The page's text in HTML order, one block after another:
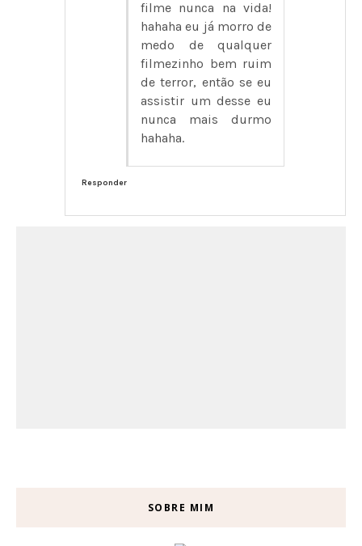
filme nunca na vida!
hahaha eu já morro de
medo de qualquer
filmezinho bem ruim
de terror, então se eu
assistir um desse eu
nunca mais durmo
hahaha.
Responder
SOBRE MIM